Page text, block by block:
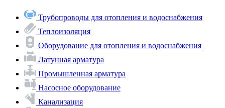
Трубопроводы для отопления и водоснабжения
Теплоизоляция
Оборудование для отопления и водоснабжения
Латунная арматура
Промышленная арматура
Насосное оборудование
Канализация